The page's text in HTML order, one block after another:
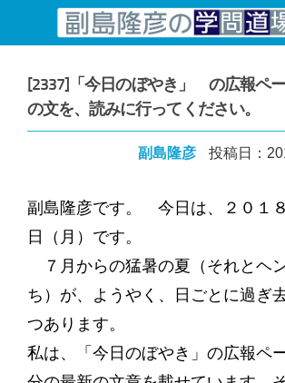
コンテンツへスキップ
[2337]「今日のぼやき」 の広報ペ
の文を、読みに行ってください。
副島隆彦 投稿日：
副島隆彦です。 今日は、２０１
日（月）です。
７月からの猛暑の夏（それとヘ
ち）が、ようやく、日ごとに過ぎ
つあります。
私は、「今日のぼやき」の広報ペ